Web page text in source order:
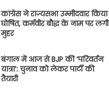
कांग्रेस ने राज्यसभा उम्मीदवार किया
घोषित, कर्मवीर बौद्ध के नाम पर लगी
मुहर
बंगाल में आज से BJP की ‘परिवर्तन
यात्रा’: चुनाव को लेकर पार्टी की
तैयारी